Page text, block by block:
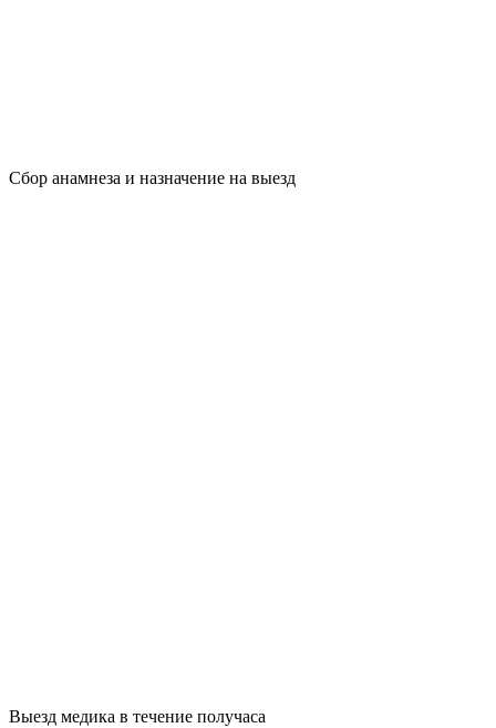
Сбор анамнеза и назначение на выезд
Выезд медика в течение получаса